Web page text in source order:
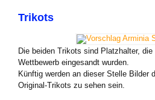
Trikots
Die beiden Trikots sind Platzhalter,
Wettbewerb eingesandt wurden.
Künftig werden an dieser Stelle Bilder
Original-Trikots zu sehen sein.